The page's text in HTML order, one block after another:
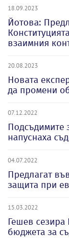
18.09.2023
Йотова:
взаимния
20.08.2023
Новата
да промени
07.12.2022
Подсъдимите
напуснаха
04.07.2022
Предлагат
защита при
15.03.2022
Гешев сезира
бюджета за